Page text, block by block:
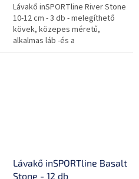
0,0
csillag.
Lávakő inSPORTline River Stone
10-12 cm - 3 db - melegíthető
kövek, közepes méretű,
alkalmas láb -és a
hátfájdalmakra, sima felületű,
Lávakő inSPORTline Basalt
Stone - 12 db